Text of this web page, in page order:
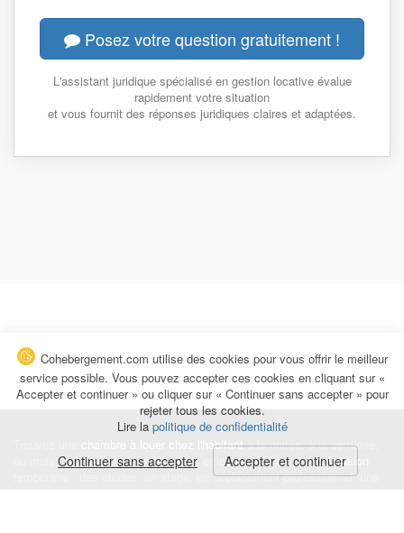
Posez votre question gratuitement !
L'assistant juridique spécialisé en gestion locative évalue
rapidement votre situation
et vous fournit des réponses juridiques claires et adaptées.
chambre à louer chez l'habitantà la nuitée, à la semaine,
au mois ou à l'année pour de courts et longs séjours, unecolocation
temporaire : des études, un stage, un déplacement professionnel, une
Cohebergement.com utilise des cookies pour vous offrir le meilleur
service possible. Vous pouvez accepter ces cookies en cliquant sur «
Accepter et continuer » ou cliquer sur « Continuer sans accepter » pour
rejeter tous les cookies.
Lire la politique de confidentialité
Continuer sans accepter Accepter et continuer